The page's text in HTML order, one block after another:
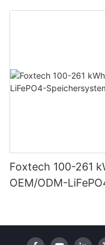
Heimsysteme
Foxtech 100-261
OEM/ODM-